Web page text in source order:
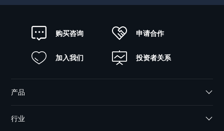
购买咨询 申请合作
加入我们 投资者关系
产品
行业